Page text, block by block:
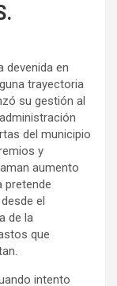
devenida en
trayectoria
su gestión al
del municipio
y
aumento
pretende
el
de la
que
intento